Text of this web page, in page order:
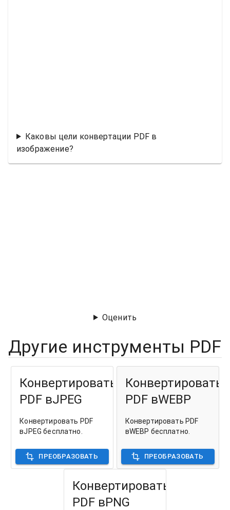
Каковы цели конвертации PDF в
изображение?
Оценить
Другие инструменты PDF
Конвертировать
PDF вJPEG
Конвертировать PDF
вJPEG бесплатно.
ПРЕОБРАЗОВАТЬ
Конвертировать
PDF вWEBP
Конвертировать PDF
вWEBP бесплатно.
ПРЕОБРАЗОВАТЬ
Конвертировать
PDF вPNG